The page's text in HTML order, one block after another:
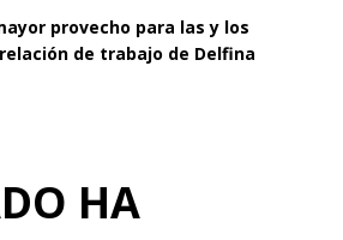
provecho para las y los
de trabajo de Delfina
HA